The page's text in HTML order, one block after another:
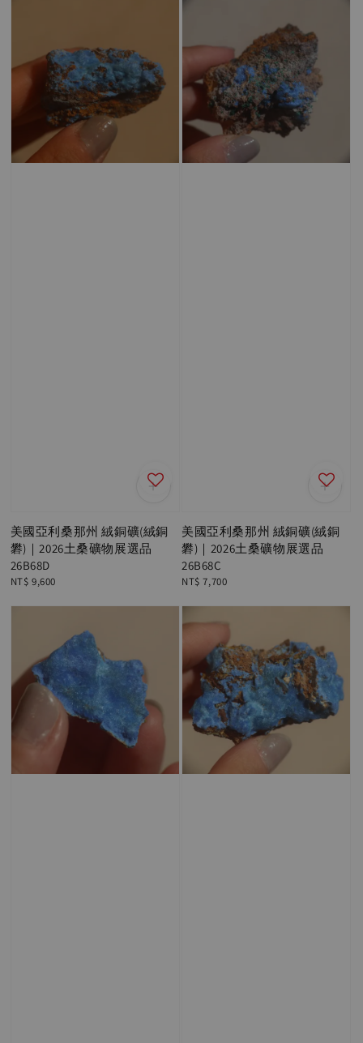
美國亞利桑那州 絨銅礦(絨銅
礬)｜2026土桑礦物展選品
26B68D
Regular
NT$ 9,600
美國亞利桑那州 絨銅礦(絨銅
礬)｜2026土桑礦物展選品
26B68C
Regular
NT$ 7,700